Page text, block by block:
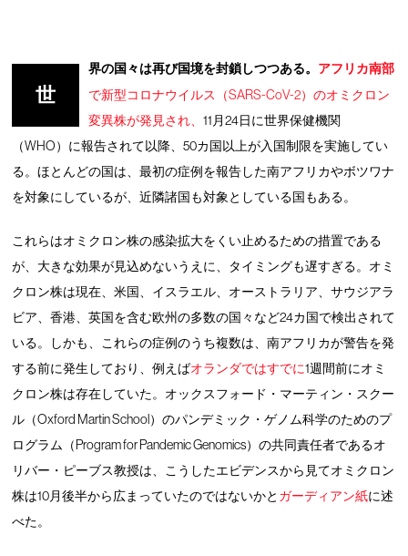
世
界の国々は再び国境を封鎖しつつある。 アフリカ南部
で新型コロナウイルス（SARS-CoV-2）のオミクロン
変異株が発見され、11月24日に世界保健機関
（WHO）に報告されて以降、50カ国以上が入国制限を実施してい
る。ほとんどの国は、最初の症例を報告した南アフリカやボツワナ
を対象にしているが、近隣諸国も対象としている国もある。
これらはオミクロン株の感染拡大をくい止めるための措置である
が、大きな効果が見込めないうえに、タイミングも遅すぎる。オミ
クロン株は現在、米国、イスラエル、オーストラリア、サウジアラ
ビア、香港、英国を含む欧州の多数の国々など24カ国で検出されて
いる。しかも、これらの症例のうち複数は、南アフリカが警告を発
する前に発生しており、例えばオランダではすでに1週間前にオミ
クロン株は存在していた。オックスフォード・マーティン・スクー
ル（Oxford Martin School）のパンデミック・ゲノム科学のためのプ
ログラム（Program for Pandemic Genomics）の共同責任者であるオ
リバー・ピーブス教授は、こうしたエビデンスから見てオミクロン
株は10月後半から広まっていたのではないかと ガーディアン紙に述
べた。